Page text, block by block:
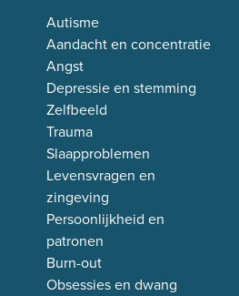
Autisme
Aandacht en concentratie
Angst
Depressie en stemming
Zelfbeeld
Trauma
Slaapproblemen
Levensvragen en
zingeving
Persoonlijkheid en
patronen
Burn-out
Obsessies en dwang